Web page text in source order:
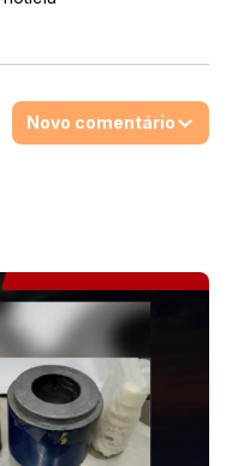
Novo comentário